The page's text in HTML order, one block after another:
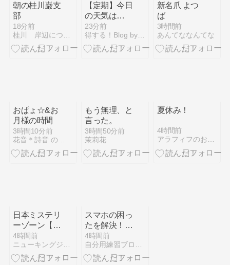
朝の桂川巌支
部
18分前
桂川 岸辺につづく牧野原
【定期】今日
の天気は…
23分前
得する！Blog by netdekozukai.info
新名爪 よつ
ば
3時間前
あんてななんてな
おぱょ☆&お
月様の時間
3時間10分前
花音＊詩音 の ぽこあぽこどろっぷ
もう無理、と
言った。
3時間50分前
茉莉花
夏休み！
4時間前
アラフィフのおひとりさまは今日も健在
日本ミステリ
ーゾーン【真
夏の怪奇特
集】
4時間前
ニューキングジョー
スマホの困っ
たを解決！よ
くある故障・
不具合と対策
4時間前
自分用練習ブログ！